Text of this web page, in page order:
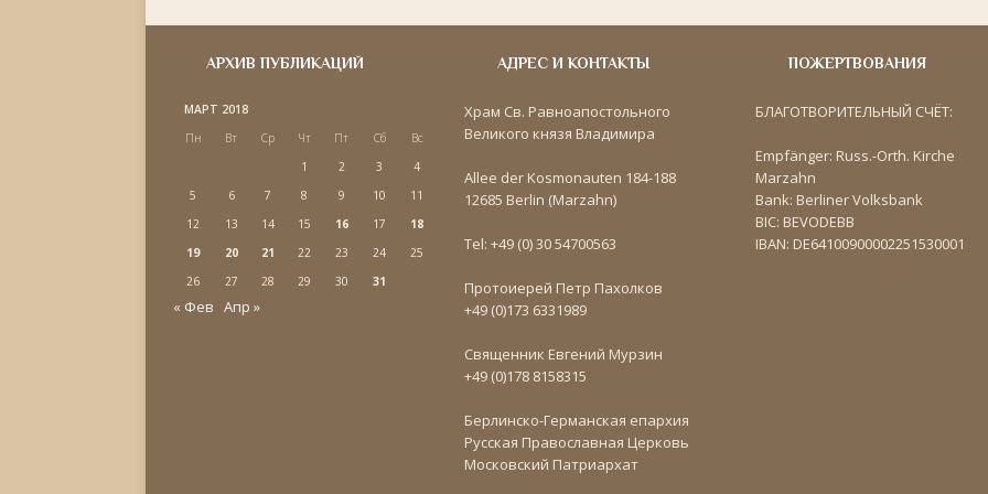
АРХИВ ПУБЛИКАЦИЙ
МАРТ 2018
Пн
Вт Ср Чт Пт Сб
Вс
1
2 3
4
5
6 7 8 9 10
11
12
13 14 15 16 17
18
19
20 21 22 23 24
25
26
27 28 29 30 31
« Фев Апр »
АДРЕС И КОНТАКТЫ
Храм Св. Равноапостольного
Великого князя Владимира
Allee der Kosmonauten 184-188
12685 Berlin (Marzahn)
Tel: +49 (0) 30 54700563
Протоиерей Петр Пахолков
+49 (0)173 6331989
Священник Евгений Мурзин
+49 (0)178 8158315
Берлинско-Германская епархия
Русская Православная Церковь
Московский Патриархат
ПОЖЕРТВОВАНИЯ
БЛАГОТВОРИТЕЛЬНЫЙ СЧЁТ:
Empfänger: Russ.-Orth. Kirche
Marzahn
Bank: Berliner Volksbank
BIC: BEVODEBB
IBAN: DE64100900002251530001